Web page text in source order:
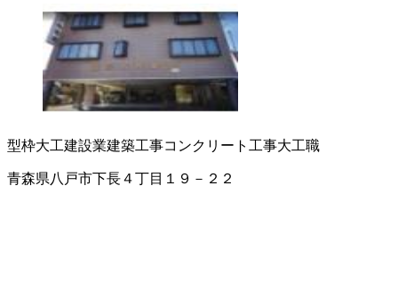
型枠大工建設業建築工事コンクリート工事大工職
青森県八戸市下長４丁目１９－２２